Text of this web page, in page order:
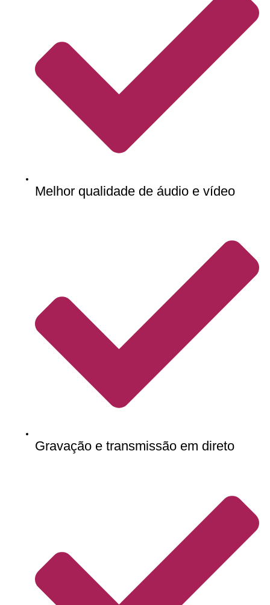
Melhor qualidade de áudio e vídeo
Gravação e transmissão em direto